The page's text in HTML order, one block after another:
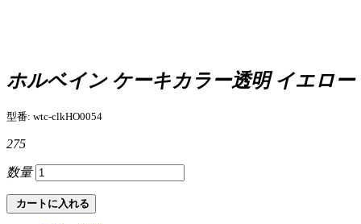
ホルベイン ケーキカラー透明 イエロー
型番: wtc-clkHO0054
275
数量
カートに入れる